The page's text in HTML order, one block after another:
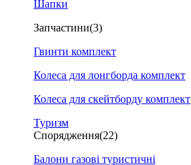
Шапки
Запчастини(3)
Гвинти комплект
Колеса для лонгборда комплект
Колеса для скейтборду комплект
Туризм
Спорядження(22)
Балони газові туристичні